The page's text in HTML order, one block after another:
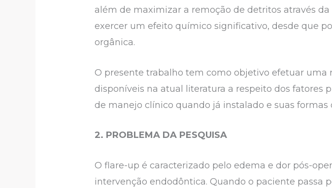
além de maximizar a remoção de detritos através
exercer um efeito químico significativo, desde que
orgânica.
O presente trabalho tem como objetivo efetuar uma
disponíveis na atual literatura a respeito dos fatores
de manejo clínico quando já instalado e suas formas
2. PROBLEMA DA PESQUISA
O flare-up é caracterizado pelo edema e dor pós-
intervenção endodôntica. Quando o paciente passa